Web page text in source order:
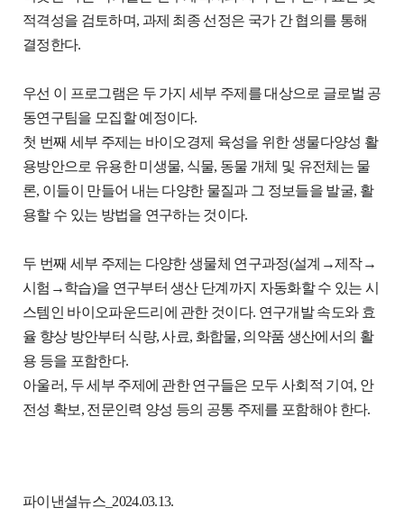
적격성을 검토하며, 과제 최종 선정은 국가 간 협의를 통해
결정한다.
우선 이 프로그램은 두 가지 세부 주제를 대상으로 글로벌 공
동연구팀을 모집할 예정이다.
첫 번째 세부 주제는 바이오경제 육성을 위한 생물다양성 활
용방안으로 유용한 미생물, 식물, 동물 개체 및 유전체는 물
론, 이들이 만들어 내는 다양한 물질과 그 정보들을 발굴, 활
용할 수 있는 방법을 연구하는 것이다.
두 번째 세부 주제는 다양한 생물체 연구과정(설계→제작→
시험→학습)을 연구부터 생산 단계까지 자동화할 수 있는 시
스템인 바이오파운드리에 관한 것이다. 연구개발 속도와 효
율 향상 방안부터 식량, 사료, 화합물, 의약품 생산에서의 활
용 등을 포함한다.
아울러, 두 세부 주제에 관한 연구들은 모두 사회적 기여, 안
전성 확보, 전문인력 양성 등의 공통 주제를 포함해야 한다.
파이낸셜뉴스_2024.03.13.